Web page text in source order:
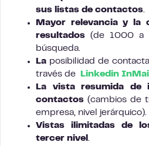
sus listas de contactos
Mayor relevancia y la
resultados (de 1000 a
búsqueda.
La posibilidad de
través de
Linkedin InMail
La vista resumida de
contactos (cambios de
empresa, nivel jerárquico).
Vistas ilimitadas de
tercer nivel